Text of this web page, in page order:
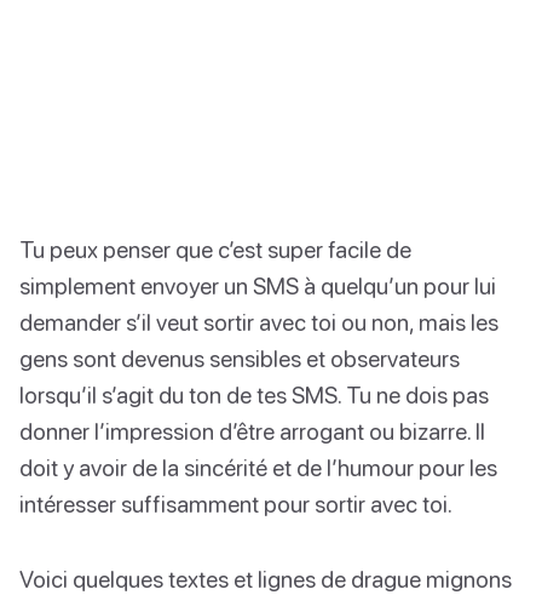
Tu peux penser que c’est super facile de
simplement envoyer un SMS à quelqu’un pour lui
demander s’il veut sortir avec toi ou non, mais les
gens sont devenus sensibles et observateurs
lorsqu’il s’agit du ton de tes SMS. Tu ne dois pas
donner l’impression d’être arrogant ou bizarre. Il
doit y avoir de la sincérité et de l’humour pour les
intéresser suffisamment pour sortir avec toi.
Voici quelques textes et lignes de drague mignons